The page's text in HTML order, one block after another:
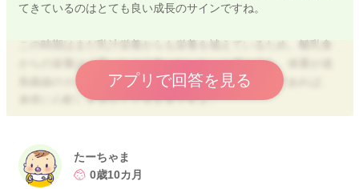
てきているのはとても良い成長のサインですね。
この時期はまだ乳汁栄養からも栄養を補えているため。離乳食
からの栄養は「思ったより食べないな」と感じても、体重が成
長曲線のカーブに沿って緩やかに増えているご様子であれば、
過度に心配しすぎなくて大丈夫ですよ。
蒸しパンに入れている材料もバランスが良くとても工夫されて
手づかみ食べをしている時期は、慣れるまでどうしても食事量
が減りがちになりますが、遊びながら食べること自体が練習な
アプリで回答を見る
たーちゃま
0歳10カ月